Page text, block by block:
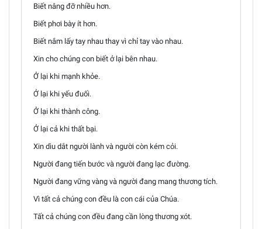
Biết nâng đỡ nhiều hơn.
Biết phơi bày ít hơn.
Biết nắm lấy tay nhau thay vì chỉ tay vào nhau.
Xin cho chúng con biết ở lại bên nhau.
Ở lại khi mạnh khỏe.
Ở lại khi yếu đuối.
Ở lại khi thành công.
Ở lại cả khi thất bại.
Xin dìu dắt người lành và người còn kém cỏi.
Người đang tiến bước và người đang lạc đường.
Người đang vững vàng và người đang mang thương tích.
Vì tất cả chúng con đều là con cái của Chúa.
Tất cả chúng con đều đang cần lòng thương xót.